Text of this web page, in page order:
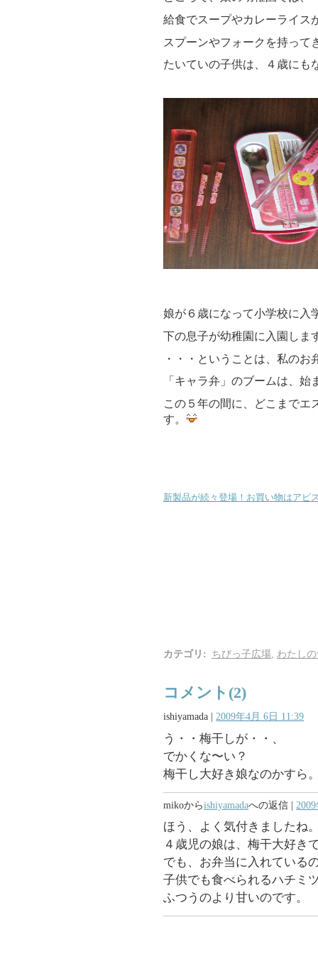
給食でスープやカレーライス
スプーンやフォーク を持って
たいていの子供は、４歳にも
娘が６歳になって小学校に入
下の息子が幼稚園に入園しま
・・・ということは、私の
「キャラ弁」のブームは、始
この５年の間に、どこまでエ
す。
新製品が続々登場！お買い物はアピ
カテゴリ : ちびっ子広場, わたし
コメント(2)
ishiyamada | 2009年4月 6日 11:39
う・・梅干しが・・、
でかくな〜い？
梅干し大好き娘なのかすら
mikoからishiyamadaへの返信 |
ほう、よく気付きましたね
４歳児の娘は、梅干大好き
でも、お弁当に入れている
子供でも食べられるハチミ
ふつうのより甘いのです。